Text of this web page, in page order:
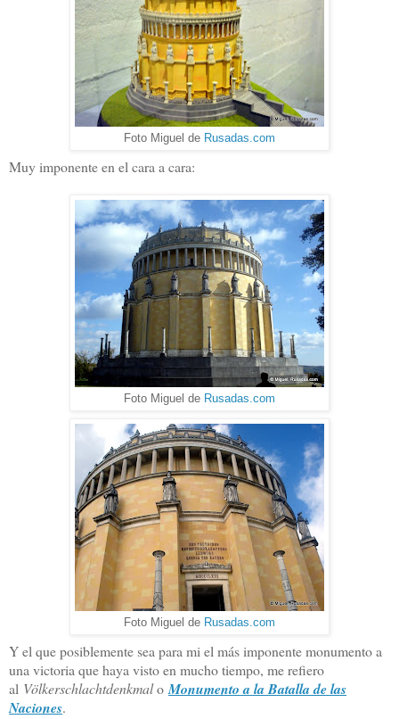
Foto Miguel de Rusadas.com
Muy imponente en el cara a cara:
Foto Miguel de Rusadas.com
Foto Miguel de Rusadas.com
Y el que posiblemente sea para mi el más imponente monumento a
una victoria que haya visto en mucho tiempo, me refiero
al Völkerschlachtdenkmalo Monumento a la Batalla de las
Naciones.